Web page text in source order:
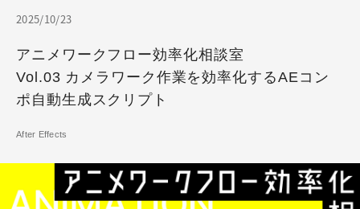
2025/10/23
アニメワークフロー効率化相談室
Vol.03 カメラワーク作業を効率化するAEコン
ポ自動生成スクリプト
After Effects